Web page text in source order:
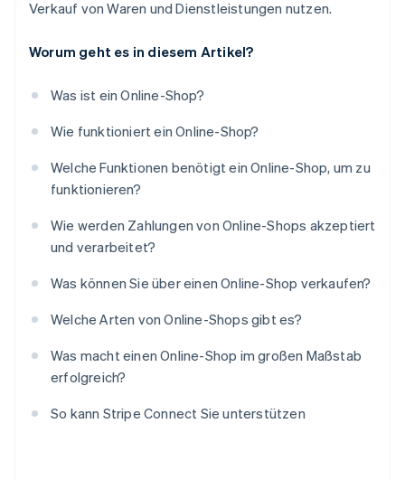
Verkauf von Waren und Dienstleistungen nutzen.
Worum geht es in diesem Artikel?
Was ist ein Online-Shop?
Wie funktioniert ein Online-Shop?
Welche Funktionen benötigt ein Online-Shop, um zu
funktionieren?
Wie werden Zahlungen von Online-Shops akzeptiert
und verarbeitet?
Was können Sie über einen Online-Shop verkaufen?
Welche Arten von Online-Shops gibt es?
Was macht einen Online-Shop im großen Maßstab
erfolgreich?
So kann Stripe Connect Sie unterstützen